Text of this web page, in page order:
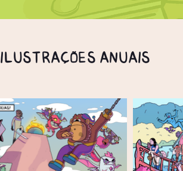
Ilustrações anuais